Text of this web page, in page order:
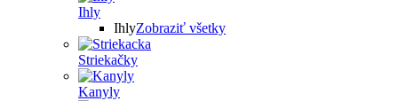
Ihly
IhlyZobraziť všetky
Striekačky
Kanyly